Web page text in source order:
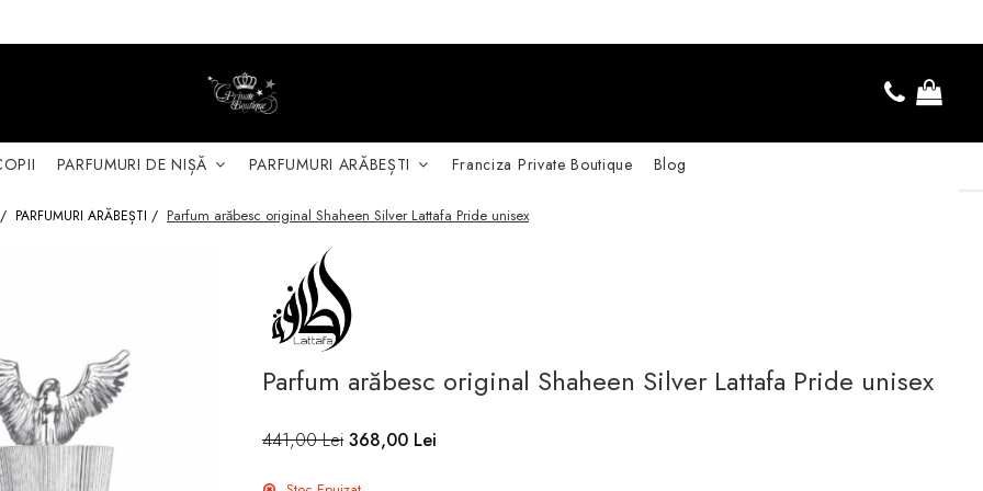
PARFUMURI DE NIȘĂ PARFUMURI ARĂBEȘTI Franciza Private Boutique Blog
/ PARFUMURI ARĂBEȘTI / Parfum arăbesc original Shaheen Silver Lattafa Pride unisex
Parfum arăbesc original Shaheen Silver Lattafa Pride unisex
441,00 Lei 368,00 Lei